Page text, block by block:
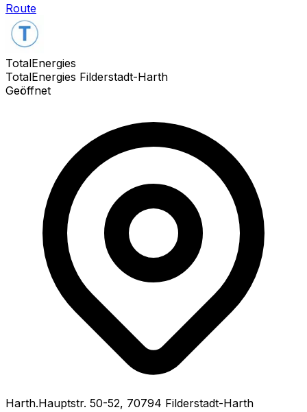
Route
TotalEnergies
TotalEnergies Filderstadt-Harth
Geöffnet
Harth.Hauptstr. 50-52, 70794 Filderstadt-Harth